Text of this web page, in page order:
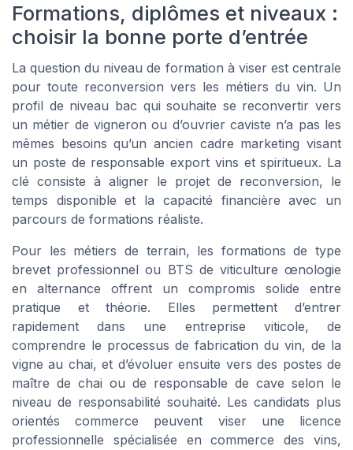
Formations, diplômes et niveaux :
choisir la bonne porte d’entrée
La question du niveau de formation à viser est centrale
pour toute reconversion vers les métiers du vin. Un
profil de niveau bac qui souhaite se reconvertir vers
un métier de vigneron ou d’ouvrier caviste n’a pas les
mêmes besoins qu’un ancien cadre marketing visant
un poste de responsable export vins et spiritueux. La
clé consiste à aligner le projet de reconversion, le
temps disponible et la capacité financière avec un
parcours de formations réaliste.
Pour les métiers de terrain, les formations de type
brevet professionnel ou BTS de viticulture œnologie
en alternance offrent un compromis solide entre
pratique et théorie. Elles permettent d’entrer
rapidement dans une entreprise viticole, de
comprendre le processus de fabrication du vin, de la
vigne au chai, et d’évoluer ensuite vers des postes de
maître de chai ou de responsable de cave selon le
niveau de responsabilité souhaité. Les candidats plus
orientés commerce peuvent viser une licence
professionnelle spécialisée en commerce des vins,